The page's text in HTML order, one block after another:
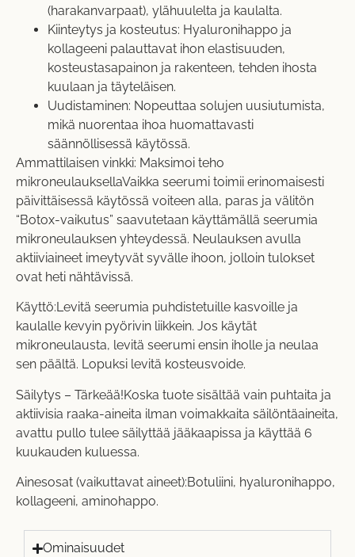
(harakanvarpaat), ylähuulelta ja kaulalta.
Kiinteytys ja kosteutus: Hyaluronihappo ja
kollageeni palauttavat ihon elastisuuden,
kosteustasapainon ja rakenteen, tehden ihosta
kuulaan ja täyteläisen.
Uudistaminen: Nopeuttaa solujen uusiutumista,
mikä nuorentaa ihoa huomattavasti
säännöllisessä käytössä.
Ammattilaisen vinkki: Maksimoi teho
mikroneulauksellaVaikka seerumi toimii erinomaisesti
päivittäisessä käytössä voiteen alla, paras ja välitön
“Botox-vaikutus” saavutetaan käyttämällä seerumia
mikroneulauksen yhteydessä. Neulauksen avulla
aktiiviaineet imeytyvät syvälle ihoon, jolloin tulokset
ovat heti nähtävissä.
Käyttö:Levitä seerumia puhdistetuille kasvoille ja
kaulalle kevyin pyörivin liikkein. Jos käytät
mikroneulausta, levitä seerumi ensin iholle ja neulaa
sen päältä. Lopuksi levitä kosteusvoide.
Säilytys – Tärkeää!Koska tuote sisältää vain puhtaita ja
aktiivisia raaka-aineita ilman voimakkaita säilöntäaineita,
avattu pullo tulee säilyttää jääkaapissa ja käyttää 6
kuukauden kuluessa.
Ainesosat (vaikuttavat aineet):Botuliini, hyaluronihappo,
kollageeni, aminohappo.
Ominaisuudet